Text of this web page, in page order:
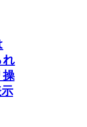
れ
操